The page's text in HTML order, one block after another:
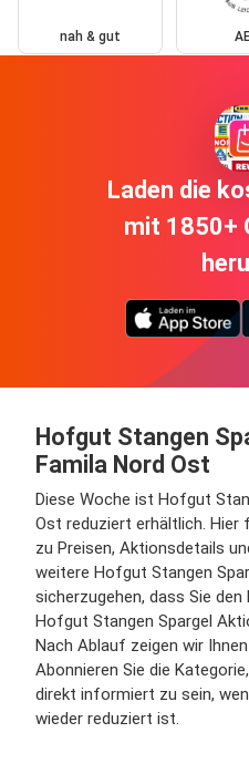
nah & gut
Laden die
mit 1850+
Hofgut Stangen
Famila Nord Ost
Diese Woche ist Hofgut
Ost reduziert erhältlich. Hier
zu Preisen, Aktionsdetails
weitere Hofgut Stangen
sicherzugehen, dass Sie
Hofgut Stangen Spargel
Nach Ablauf zeigen wir
Abonnieren Sie die
direkt informiert zu sein,
wieder reduziert ist.